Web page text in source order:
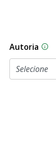
Autoria As